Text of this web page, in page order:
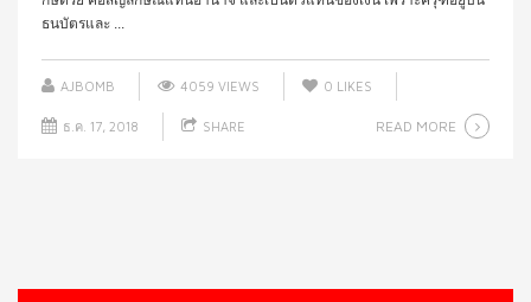
ธนบัตรและ ...
AJBOMB 4059 VIEWS 0 LIKES
ธ.ค. 17, 2018 SHARE READ MORE